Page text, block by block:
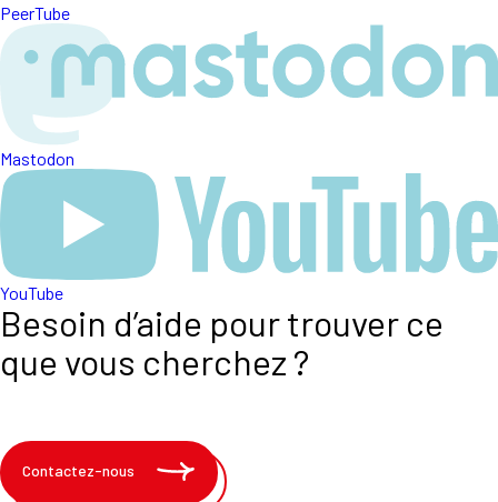
PeerTube
Mastodon
YouTube
Besoin d’aide pour trouver ce
que vous cherchez ?
Contactez-nous